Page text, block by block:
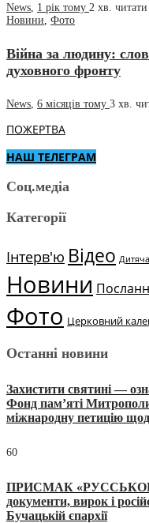
News 1 рік тому 2 хв. читати
Новини Фото
Війна за людину:
духовного фронту
News 6 місяців тому 3 хв.
ПОЖЕРТВА
НАШ ТЕЛЕГРАМ
Соц.медіа
Категорії
Інтерв'ю Відео
Новини
Фото Церковний
Останні новини
Захистити святині —
Фонд пам’яті
міжнародну петицію
60
ПРИСМАК
документи, вирок і
Бучацькій єпархії